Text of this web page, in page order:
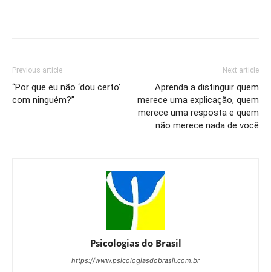
Previous article
“Por que eu não ‘dou certo’
com ninguém?”
Next article
Aprenda a distinguir quem
merece uma explicação, quem
merece uma resposta e quem
não merece nada de você
Psicologias do Brasil
https://www.psicologiasdobrasil.com.br